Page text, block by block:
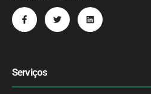
Serviços